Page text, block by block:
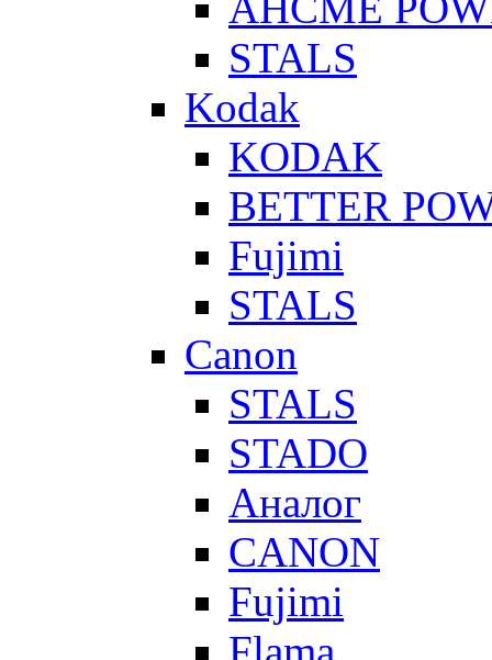
STALS
Kodak
KODAK
BETTER
Fujimi
STALS
Canon
STALS
STADO
Аналог
CANON
Fujimi